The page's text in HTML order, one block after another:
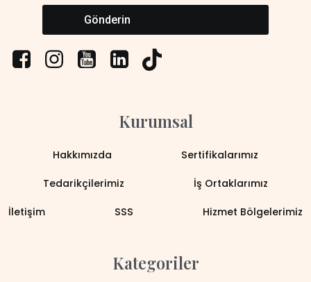
Gönderin
Kurumsal
Hakkımızda Sertifikalarımız
Tedarikçilerimiz İş Ortaklarımız
İletişim SSS Hizmet Bölgelerimiz
Kategoriler